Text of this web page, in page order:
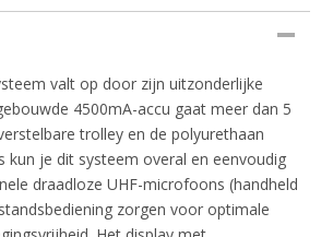
valt op door zijn uitzonderlijke
4500mA-accu gaat meer dan 5
trolley en de polyurethaan
kun je dit systeem overal en eenvoudig
draadloze UHF-microfoons (handheld
zorgen voor optimale